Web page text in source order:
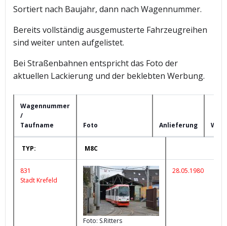
Sortiert nach Baujahr, dann nach Wagennummer.
Bereits vollständig ausgemusterte Fahrzeugreihen
sind weiter unten aufgelistet.
Bei Straßenbahnen entspricht das Foto der
aktuellen Lackierung und der beklebten Werbung.
Wagennummer
/
Taufname
Foto Anlieferung
Taufname
TYP: M8C
831
Stadt Krefeld
Foto: S.Ritters
28.05.1980